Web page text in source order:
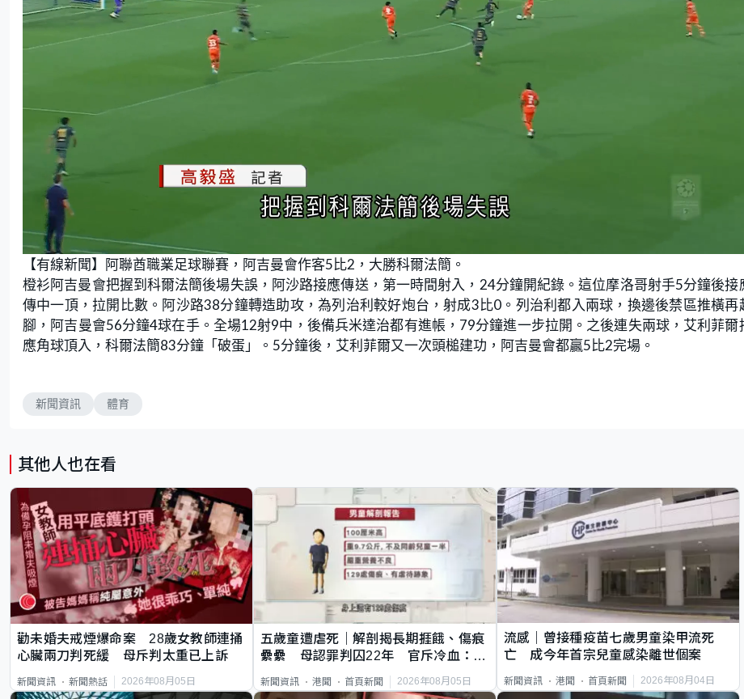
n
m
u
t
e
o
a
d
e
d
:
3
0
.
0
0
%
【有線新聞】阿聯酋職業足球聯賽，阿吉曼會作客5比2，大勝科爾法簡。
橙衫阿吉曼會把握到科爾法簡後場失誤，阿沙路接應傳送，第一時間射入，24分鐘開紀錄。這位摩洛哥射手5分鐘後接
傳中一頂，拉開比數。阿沙路38分鐘轉造助攻，為列治利較好炮台，射成3比0。列治利都入兩球，換邊後禁區推橫再
腳，阿吉曼會56分鐘4球在手。全場12射9中，後備兵米達治都有進帳，79分鐘進一步拉開。之後連失兩球，艾利菲爾
應角球頂入，科爾法簡83分鐘「破蛋」。5分鐘後，艾利菲爾又一次頭槌建功，阿吉曼會都贏5比2完場。
新聞資訊 體育
其他人也在看
勸未婚夫戒煙爆命案 28歲女教師連捅
心臟兩刀判死緩 母斥判太重已上訴
新聞資訊 新聞熱話 2026年08月05日
五歲童遭虐死｜解剖揭長期捱餓、傷痕
纍纍 母認罪判囚22年 官斥冷血：同
新聞資訊 港聞 首頁新聞 2026年08月05日
流感｜曾接種疫苗七歲男童染甲流死
亡 成今年首宗兒童感染離世個案
新聞資訊 港聞 首頁新聞 2026年08月04日